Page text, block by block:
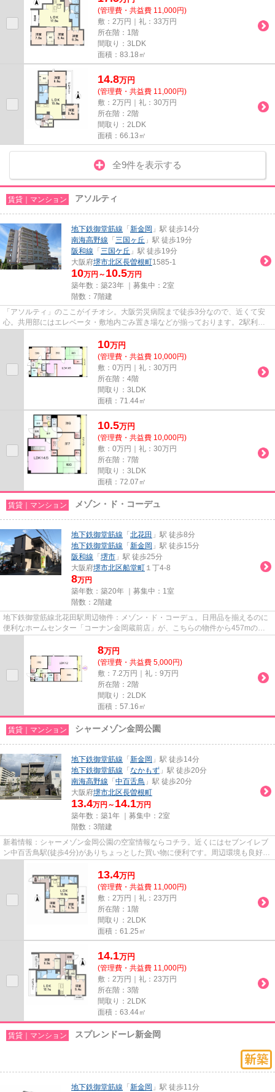
(管理費・共益費 11,000円)
敷：2万円｜礼：33万円
所在階：1階
間取り：3LDK
面積：83.18㎡
14.8万円
(管理費・共益費 11,000円)
敷：2万円｜礼：30万円
所在階：2階
間取り：2LDK
面積：66.13㎡
全9件を表示する
賃貸｜マンション アソルティ
地下鉄御堂筋線 「 新金岡 」駅 徒歩14分
南海高野線 「 三国ヶ丘 」駅 徒歩19分
阪和線 「 三国ケ丘 」駅 徒歩19分
大阪府堺市北区長曽根町1585-1
10万円～ 10.5万円
築年数：築23年 ｜募集中： 2室
階数：7階建
「アソルティ」のここがイチオシ。大阪労災病院まで徒歩3分なので、近くて安
心。共用部にはエレベータ・敷地内ごみ置き場などが揃っております。2駅利用
10万円
(管理費・共益費 10,000円)
敷：0万円｜礼：30万円
所在階：4階
間取り：3LDK
面積：71.44㎡
10.5万円
(管理費・共益費 10,000円)
敷：0万円｜礼：30万円
所在階：7階
間取り：3LDK
面積：72.07㎡
賃貸｜マンション メゾン・ド・コーデュ
地下鉄御堂筋線 「 北花田 」駅 徒歩8分
地下鉄御堂筋線 「 新金岡 」駅 徒歩15分
阪和線 「 堺市 」駅 徒歩25分
大阪府堺市北区船堂町 １丁4-8
8万円
築年数：築20年 ｜募集中： 1室
階数：2階建
地下鉄御堂筋線北花田駅周辺物件：メゾン・ド・コーデュ。日用品を揃えるのに
便利なホームセンター「コーナン金岡蔵前店」が、こちらの物件から457mのと
8万円
(管理費・共益費 5,000円)
敷：7.2万円｜礼：9万円
所在階：2階
間取り：2LDK
面積：57.16㎡
賃貸｜マンション シャーメゾン金岡公園
地下鉄御堂筋線 「 新金岡 」駅 徒歩14分
地下鉄御堂筋線 「 なかもず 」駅 徒歩20分
南海高野線 「 中百舌鳥 」駅 徒歩20分
大阪府堺市北区長曽根町
13.4万円～ 14.1万円
築年数：築1年 ｜募集中： 2室
階数：3階建
新着情報：シャーメゾン金岡公園の空室情報ならコチラ。近くにはセブンイレブ
ン中百舌鳥駅(徒歩4分)がありちょっとした買い物に便利です。周辺環境も良好
13.4万円
(管理費・共益費 11,000円)
敷：2万円｜礼：23万円
所在階：1階
間取り：2LDK
面積：61.25㎡
14.1万円
(管理費・共益費 11,000円)
敷：2万円｜礼：23万円
所在階：3階
間取り：2LDK
面積：63.44㎡
賃貸｜マンション スプレンドーレ新金岡
地下鉄御堂筋線 「 新金岡 」駅 徒歩11分